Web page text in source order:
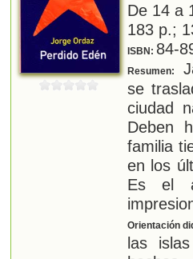
De 14 a
183 p.;
ISBN: 84-
Resumen:
se
ciudad
Deben
familia
en los
Es el
Orientación
las